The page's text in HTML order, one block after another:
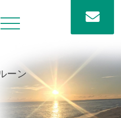
ーン